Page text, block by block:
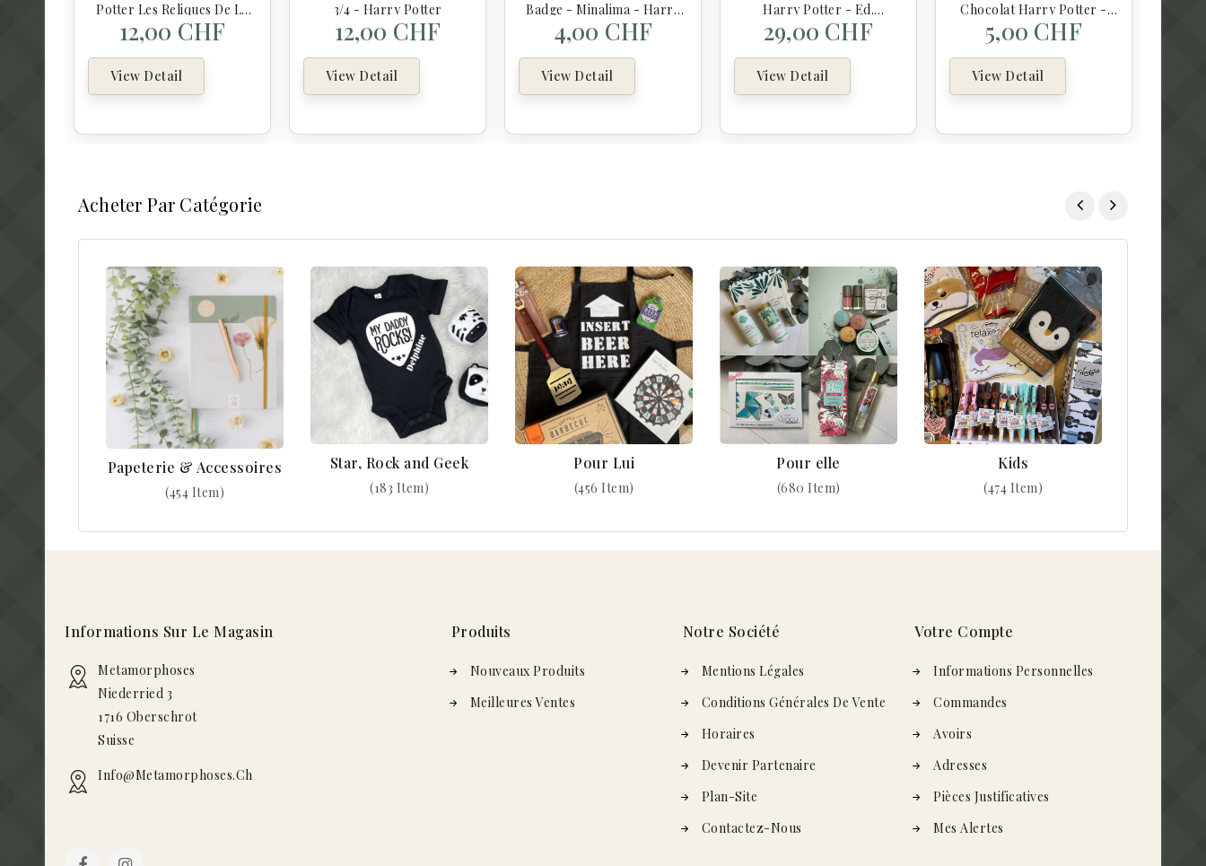
Potter Les Reliques De La
Mort - Harry Potter
12,00 CHF
View Detail
3/4 - Harry Potter
12,00 CHF
View Detail
Badge - Minalima - Harry
Potter
4,00 CHF
View Detail
Harry Potter - Ed.
Standard
29,00 CHF
View Detail
Chocolat Harry Potter -
Jelly Belly
5,00 CHF
View Detail
Acheter Par Catégorie
Papeterie & Accessoires
(454 Item)
Star, Rock and Geek
(183 Item)
Pour Lui
(456 Item)
Pour elle
(680 Item)
Kids
(474 Item)
Informations Sur Le Magasin
Metamorphoses
Niederried 3
1716 Oberschrot
Suisse
Info@metamorphoses.ch
Produits
Nouveaux Produits
Meilleures Ventes
Notre Société
Mentions Légales
Conditions Générales De Vente
Horaires
Devenir Partenaire
Plan-Site
Contactez-Nous
Votre Compte
Informations Personnelles
Commandes
Avoirs
Adresses
Pièces Justificatives
Mes Alertes